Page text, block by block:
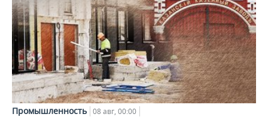
Промышленность 08 авг, 00:00